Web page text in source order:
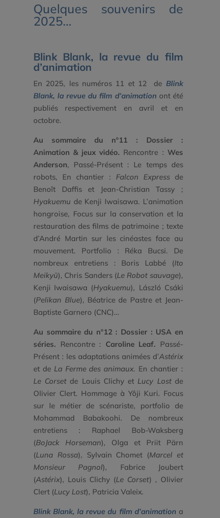
Quelques souvenirs de
2025…
Blink Blank, la revue du film
d’animation
En 2025, les numéros 11 et 12 de Blink
Blank, la revue du film d’animation ont été
publiés respectivement en avril et en
octobre.
Au sommaire du n°11 : Dossier :
Animation & jeux vidéo. Rencontre : Wes
Anderson, Passé-Présent : Le temps des
robots, En chantier : Falcon Expressde
Benoît Daffis et Jean-Christian Tassy ;
Hyakuemu de Kenji Iwaisawa. L’animation
hongroise, Focus sur la conservation et la
restauration des films de patrimoine ; texte
d’André Martin sur les cinéastes face au
mouvement. Portfolio : Réka Bucsi. De
nombreux entretiens : Boris Labbé (Ito
Meikyū), Chris Sanders(Le Robot sauvage),
Kenji Iwaisawa (Hyakuemu), László Csáki
(Pelikan Blue), Béatrice de Pastre et Jean-
Baptiste Garnero (CNC)…
Au sommaire du n°12 : Dossier : USA en
séries. Rencontre : Caroline Leaf. Passé-
Présent : les adaptations animées d’Astérix
et de La Ferme des animaux. En chantier :
Le Corset de Louis Clichy et Lucy Lost de
Olivier Clert. Hommage à Yôji Kuri. Focus
sur le métier de scénariste, portfolio de
Mohammad Babakoohi. De nombreux
entretiens : Raphael Bob-Waksberg
(BoJack Horseman), Olga et Priit Pärn
(Luna Rossa), Sylvain Chomet (Marcel et
Monsieur Pagnol), Fabrice Joubert
(Astérix), Louis Clichy (Le Corset) , Olivier
Clert (Lucy Lost), Patricia Valeix.
Blink Blank, la revue du film d’animation a